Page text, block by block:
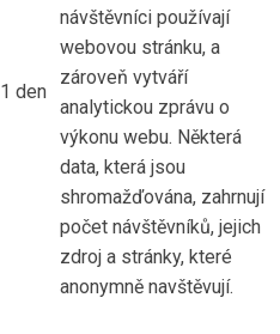
1 den
návštěvníci používají
webovou stránku, a
zároveň vytváří
analytickou zprávu o
výkonu webu. Některá
data, která jsou
shromažďována, zahrnují
počet návštěvníků, jejich
zdroj a stránky, které
anonymně navštěvují.